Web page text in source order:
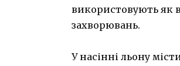
використовують як
захворювань.
У насінні льону